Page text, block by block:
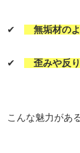
✔ 無垢材の
✔ 歪みや反
こんな魅力があ